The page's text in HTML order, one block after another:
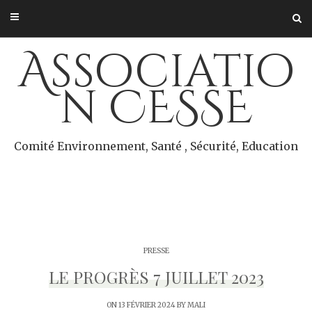
content
Associatio
n CESSE
Comité Environnement, Santé , Sécurité, Education
PRESSE
LE PROGRÈS 7 JUILLET 2023
ON 13 FÉVRIER 2024 BYMALI